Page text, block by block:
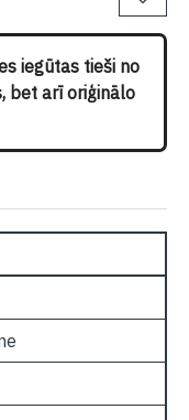
iegūtas tieši no
bet arī oriģinālo